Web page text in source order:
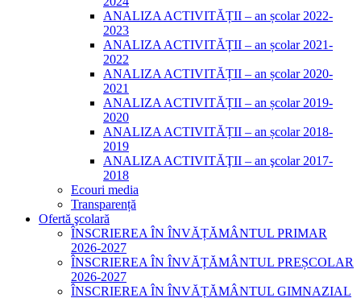
ANALIZA ACTIVITĂȚII – an școlar 2022-
2023
ANALIZA ACTIVITĂȚII – an școlar 2021-
2022
ANALIZA ACTIVITĂȚII – an școlar 2020-
2021
ANALIZA ACTIVITĂȚII – an școlar 2019-
2020
ANALIZA ACTIVITĂȚII – an școlar 2018-
2019
ANALIZA ACTIVITĂŢII – an şcolar 2017-
2018
Ecouri media
Transparență
Ofertă şcolară
ÎNSCRIEREA ÎN ÎNVĂȚĂMÂNTUL PRIMAR
2026-2027
ÎNSCRIEREA ÎN ÎNVĂȚĂMÂNTUL PREȘCOLAR
2026-2027
ÎNSCRIEREA ÎN ÎNVĂȚĂMÂNTUL GIMNAZIAL